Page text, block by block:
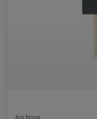
Ars Nova